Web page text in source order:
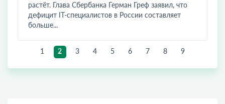
растёт. Глава Сбербанка Герман Греф заявил, что
дефицит IT-специалистов в России составляет
больше...
1 2 3 4 5 6 7 8 9